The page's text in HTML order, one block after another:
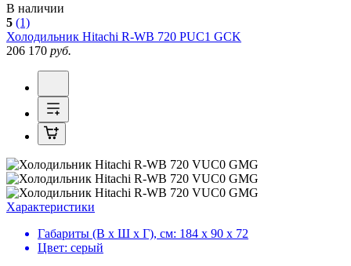
В наличии
5 (1)
Холодильник Hitachi R-WB 720 PUC1 GCK
206 170 руб.
Характеристики
Габариты (В х Ш х Г), см: 184 х 90 х 72
Цвет: серый